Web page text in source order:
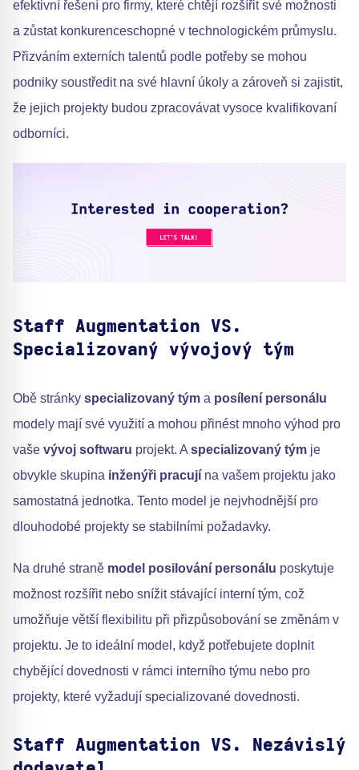
efektivní řešení pro firmy, které chtějí rozšířit své možnosti
a zůstat konkurenceschopné v technologickém průmyslu.
Přizváním externích talentů podle potřeby se mohou
podniky soustředit na své hlavní úkoly a zároveň si zajistit,
že jejich projekty budou zpracovávat vysoce kvalifikovaní
odborníci.
Staff Augmentation VS.
Specializovaný vývojový tým
Obě stránky specializovaný tým a posílení personálu
modely mají své využití a mohou přinést mnoho výhod pro
vaše vývoj softwaru projekt. A specializovaný tým je
obvykle skupina inženýři pracují na vašem projektu jako
samostatná jednotka. Tento model je nejvhodnější pro
dlouhodobé projekty se stabilními požadavky.
Na druhé straně model posilování personálu poskytuje
možnost rozšířit nebo snížit stávající interní tým, což
umožňuje větší flexibilitu při přizpůsobování se změnám v
projektu. Je to ideální model, když potřebujete doplnit
chybějící dovednosti v rámci interního týmu nebo pro
projekty, které vyžadují specializované dovednosti.
Staff Augmentation VS. Nezávislý